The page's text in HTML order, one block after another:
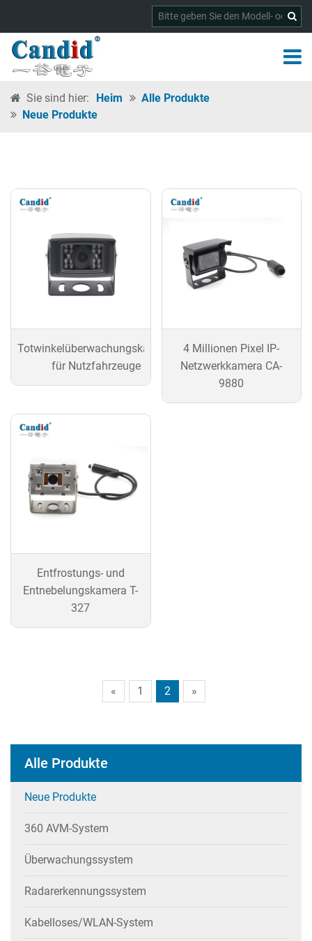
Sie sind hier: Heim
Alle Produkte
Neue Produkte
Totwinkelüberwachungskamera
für Nutzfahrzeuge
4 Millionen Pixel IP-
Netzwerkkamera CA-
9880
Entfrostungs- und
Entnebelungskamera T-
327
« 1 2 »
Alle Produkte
Neue Produkte
360 AVM-System
Überwachungssystem
Radarerkennungssystem
Kabelloses/WLAN-System